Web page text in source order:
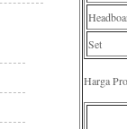
Set
Harga